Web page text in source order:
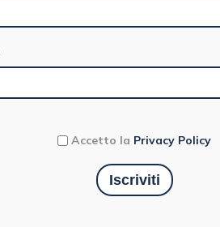
Accetto la Privacy Policy